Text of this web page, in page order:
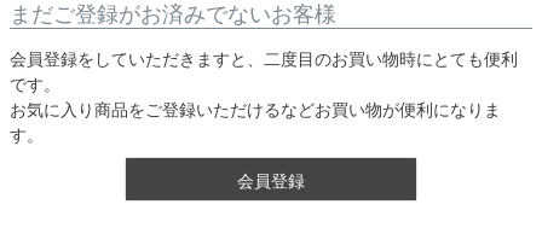
まだご登録がお済みでないお客様
会員登録をしていただきますと、二度目のお買い物時にとても便利
です。
お気に入り商品をご登録いただけるなどお買い物が便利になりま
す。
会員登録